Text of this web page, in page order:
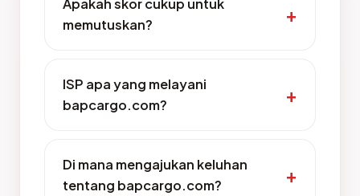
Apakah skor cukup untuk
memutuskan?
ISP apa yang melayani
bapcargo.com?
Di mana mengajukan keluhan
tentang bapcargo.com?